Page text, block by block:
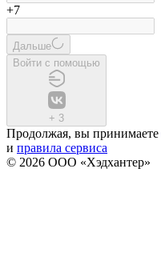
+7
Дальше
Войти с помощью
+ 3
Продолжая, вы принимаете
и правила сервиса
© 2026 ООО «Хэдхантер»